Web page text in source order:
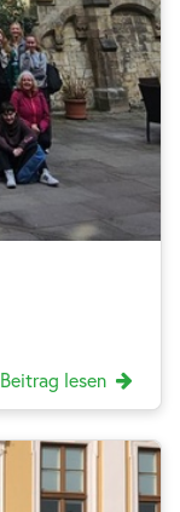
Beitrag lesen